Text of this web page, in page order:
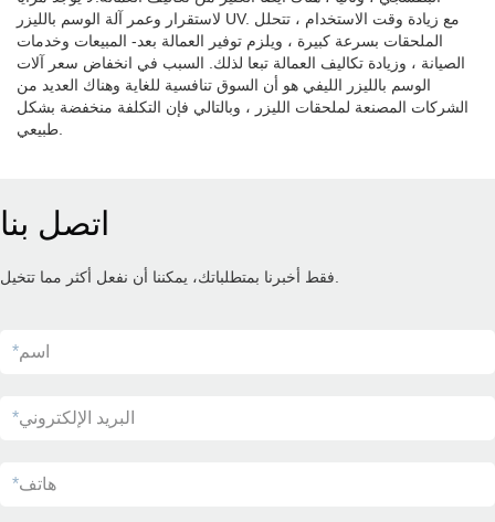
لاستقرار وعمر آلة الوسم بالليزر UV. مع زيادة وقت الاستخدام ، تتحلل
الملحقات بسرعة كبيرة ، ويلزم توفير العمالة بعد- المبيعات وخدمات
الصيانة ، وزيادة تكاليف العمالة تبعا لذلك. السبب في انخفاض سعر آلات
الوسم بالليزر الليفي هو أن السوق تنافسية للغاية وهناك العديد من
الشركات المصنعة لملحقات الليزر ، وبالتالي فإن التكلفة منخفضة بشكل
اتصل بنا
*اسم
*البريد الإلكتروني
*هاتف